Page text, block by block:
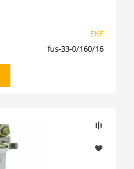
EKF
fus-33-0/160/16